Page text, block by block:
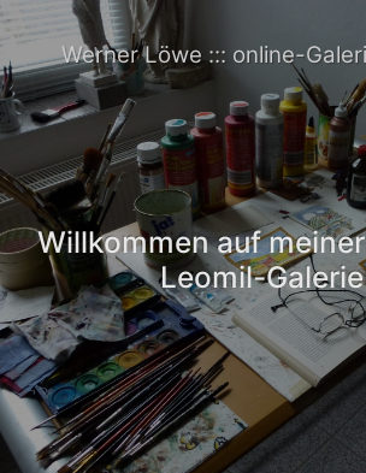
Werner Löwe ::: online-
Willkommen auf
Leomil-